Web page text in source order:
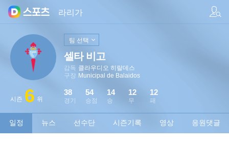
라리가
셀타 비고
감독 클라우디오 히랄데스
구장 Municipal de Balaidos
시즌 6 위 경기
38
승점
54
승
14
무
12
패
12
팀 선택
일정 뉴스 선수단 시즌기록 영상 응원댓글